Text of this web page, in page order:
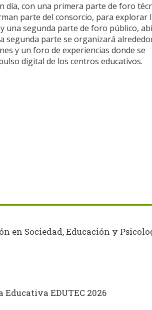
día, con una primera parte de foro
parte del consorcio, para explorar
una segunda parte de foro público,
segunda parte se organizará
y un foro de experiencias donde se
digital de los centros educativos.
en Sociedad, Educación y
EDUTEC 2026